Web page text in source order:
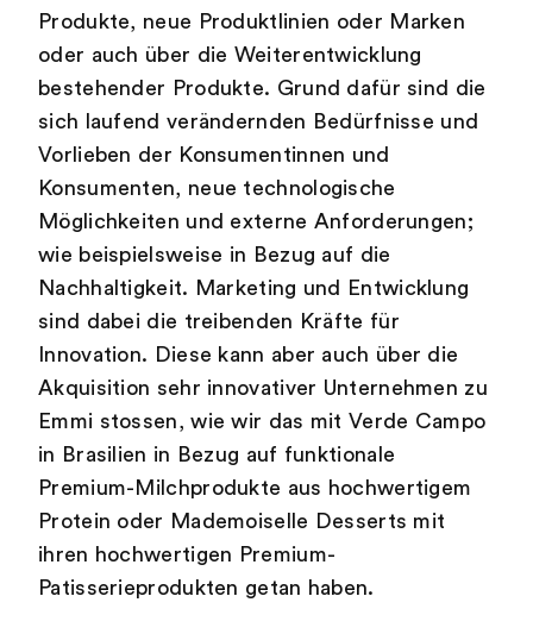
Produkte, neue Produktlinien oder Marken
oder auch über die Weiterentwicklung
bestehender Produkte. Grund dafür sind die
sich laufend verändernden Bedürfnisse und
Vorlieben der Konsumentinnen und
Konsumenten, neue technologische
Möglichkeiten und externe Anforderungen;
wie beispielsweise in Bezug auf die
Nachhaltigkeit. Marketing und Entwicklung
sind dabei die treibenden Kräfte für
Innovation. Diese kann aber auch über die
Akquisition sehr innovativer Unternehmen zu
Emmi stossen, wie wir das mit Verde Campo
in Brasilien in Bezug auf funktionale
Premium-Milchprodukte aus hochwertigem
Protein oder Mademoiselle Desserts mit
ihren hochwertigen Premium-
Patisserieprodukten getan haben.